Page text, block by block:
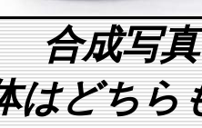
合成写
はどちら